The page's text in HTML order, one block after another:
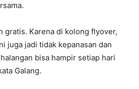
gratis. Karena di kolong flyover,
juga jadi tidak kepanasan dan
bisa hampir setiap hari
Galang.